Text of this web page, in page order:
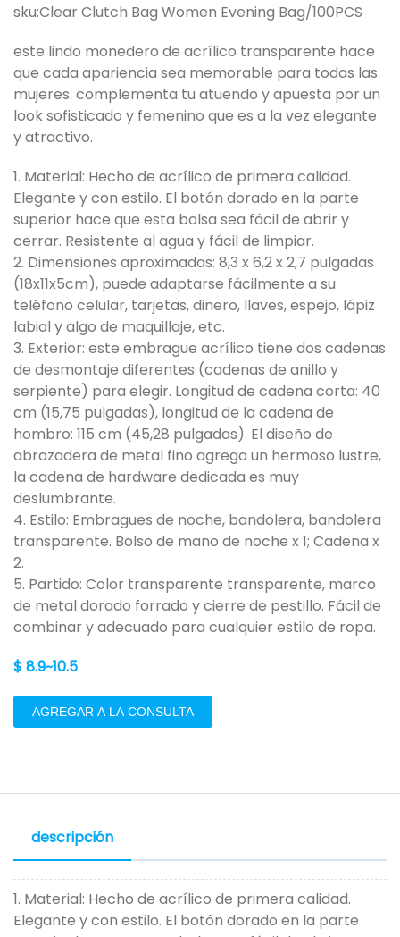
sku:Clear Clutch Bag Women Evening Bag/100PCS
este lindo monedero de acrílico transparente hace
que cada apariencia sea memorable para todas las
mujeres. complementa tu atuendo y apuesta por un
look sofisticado y femenino que es a la vez elegante
y atractivo.
1. Material: Hecho de acrílico de primera calidad.
Elegante y con estilo. El botón dorado en la parte
superior hace que esta bolsa sea fácil de abrir y
cerrar. Resistente al agua y fácil de limpiar.
2. Dimensiones aproximadas: 8,3 x 6,2 x 2,7 pulgadas
(18x11x5cm), puede adaptarse fácilmente a su
teléfono celular, tarjetas, dinero, llaves, espejo, lápiz
labial y algo de maquillaje, etc.
3. Exterior: este embrague acrílico tiene dos cadenas
de desmontaje diferentes (cadenas de anillo y
serpiente) para elegir. Longitud de cadena corta: 40
cm (15,75 pulgadas), longitud de la cadena de
hombro: 115 cm (45,28 pulgadas). El diseño de
abrazadera de metal fino agrega un hermoso lustre,
la cadena de hardware dedicada es muy
deslumbrante.
4. Estilo: Embragues de noche, bandolera, bandolera
transparente. Bolso de mano de noche x 1; Cadena x
2.
5. Partido: Color transparente transparente, marco
de metal dorado forrado y cierre de pestillo. Fácil de
combinar y adecuado para cualquier estilo de ropa.
$ 8.9~10.5
AGREGAR A LA CONSULTA
descripción
1. Material: Hecho de acrílico de primera calidad.
Elegante y con estilo. El botón dorado en la parte